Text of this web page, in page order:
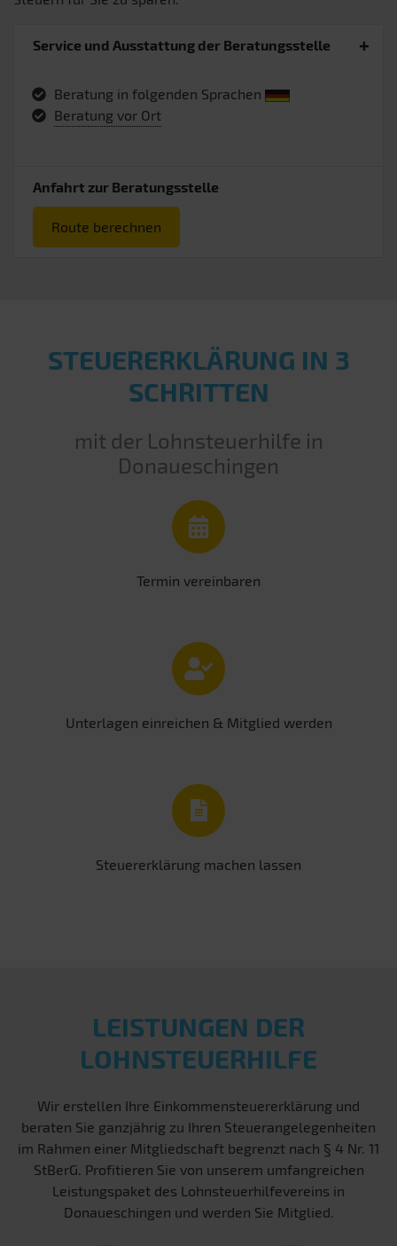
Service und Ausstattung der Beratungsstelle
Beratung in folgenden Sprachen
Beratung vor Ort
Anfahrt zur Beratungsstelle
Route berechnen
STEUERERKLÄRUNG IN 3
SCHRITTEN
mit der Lohnsteuerhilfe in
Donaueschingen
Termin vereinbaren
Unterlagen einreichen & Mitglied werden
Steuererklärung machen lassen
LEISTUNGEN DER
LOHNSTEUERHILFE
Wir erstellen Ihre Einkommensteuererklärung und
beraten Sie ganzjährig zu Ihren Steuerangelegenheiten
im Rahmen einer Mitgliedschaft begrenzt nach § 4 Nr. 11
StBerG. Profitieren Sie von unserem umfangreichen
Leistungspaket des Lohnsteuerhilfevereins in
Donaueschingen und werden Sie Mitglied.